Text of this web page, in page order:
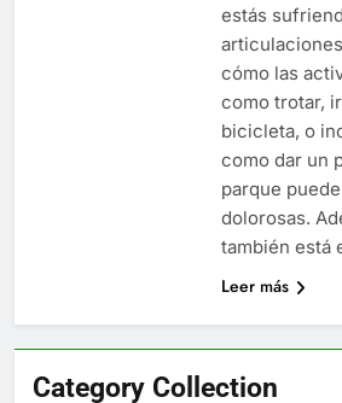
estás
cómo las
como trotar,
bicicleta, o
como dar un
parque
dolorosas.
también está
Leer más
Category Collection